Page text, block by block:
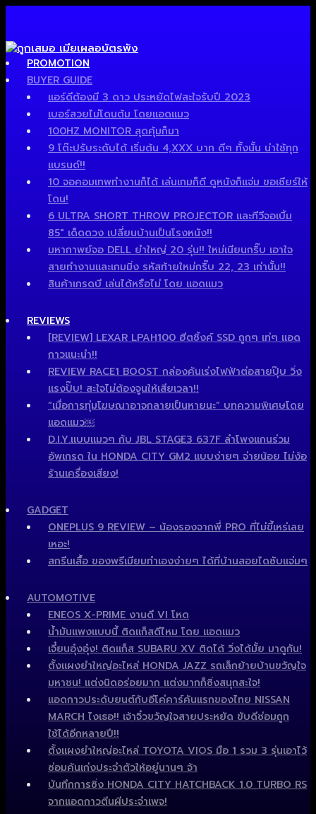
PROMOTION
BUYER GUIDE
แอร์ดีต้องมี 3 ดาว ประหยัดไฟสะใจรับปี 2023
เบอร์สวยไม่โดนต้ม โดยแอดแมว
100HZ MONITOR สุดคุ้มก็มา
9 โต๊ะปรับระดับได้ เริ่มต้น 4,XXX บาท ดีๆ ทั้งนั้น น่าใช้ทุก
แบรนด์!!
10 จอคอมเทพทำงานก็ได้ เล่นเกมก็ดี ดูหนังก็แจ่ม ขอเชียร์ให้
โดน!
6 ULTRA SHORT THROW PROJECTOR และทีวีจอเบิ้ม
85″ เด็ดดวง เปลี่ยนบ้านเป็นโรงหนัง!!
มหากาพย์จอ DELL ยำใหญ่ 20 รุ่น!! ใหม่เนียนกริ๊บ เอาใจ
สายทำงานและเกมมิ่ง รหัสท้ายใหม่กริ๊บ 22, 23 เท่านั้น!!
สินค้าเกรดบี เล่นได้หรือไม่ โดย แอดแมว
REVIEWS
[REVIEW] LEXAR LPAH100 ฮีตซิ้งค์ SSD ถูกๆ เท่ๆ แอด
กาวแนะนำ!!
REVIEW RACE1 BOOST กล่องคันเร่งไฟฟ้าต่อสายปุ๊บ วิ่ง
แรงปั๊บ! สะใจไม่ต้องจูนให้เสียเวลา!!
“เมื่อการทุ่มโฆษณาอาจกลายเป็นหายนะ” บทความพิเศษโดย
แอดแมว￼
D.I.Y.แบบแมวๆ กับ JBL STAGE3 637F ลำโพงแกนร่วม
อัพเกรด ใน HONDA CITY GM2 แบบง่ายๆ จ่ายน้อย ไม่ง้อ
ร้านเครื่องเสียง!
GADGET
ONEPLUS 9 REVIEW – น้องรองจากพี่ PRO ที่ไม่ขี้เหร่เลย
เหอะ!
สกรีนเสื้อ ของพรีเมียมทำเองง่ายๆ ได้ที่บ้านสอยไดซับแจ่มๆ
AUTOMOTIVE
ENEOS X-PRIME งานดี VI โหด
น้ำมันแพงแบบนี้ ติดแก็สดีไหม โดย แอดแมว
เจี๋ยนอุ๋งอุ๋ง! ติดแก็ส SUBARU XV ติดได้ วิ่งได้มั้ย มาดูกัน!
ตั้งแผงยำใหญ่อะไหล่ HONDA JAZZ รถเล็กย้ายบ้านขวัญใจ
มหาชน! แต่งนิดอร่อยมาก แต่งมากก็ซิ่งสนุกสะใจ!
แอดกาวประดับยนต์กับอีโค่คาร์คันแรกของไทย NISSAN
MARCH ไงเธอ!! เจ้าจิ๋วขวัญใจสายประหยัด ขับดีซ่อมถูก
ใช้ได้อีกหลายปี!!
ตั้งแผงยำใหญ่อะไหล่ TOYOTA VIOS มือ 1 รวม 3 รุ่นเอาไว้
ซ่อมคันเก่งประจำตัวให้อยู่นานๆ จ้า
บันทึกการซิ่ง HONDA CITY HATCHBACK 1.0 TURBO RS
จากแอดกาวตีนผีประจำเพจ!